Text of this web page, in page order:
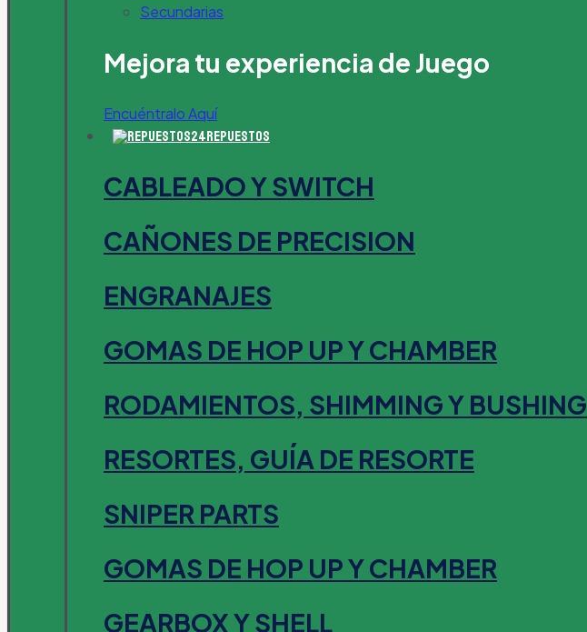
Secundarias
Mejora tu experiencia de Juego
Encuéntralo Aquí
Repuestos
CABLEADO Y SWITCH
CAÑONES DE PRECISION
ENGRANAJES
GOMAS DE HOP UP Y CHAMBER
RODAMIENTOS, SHIMMING Y BUSHING
RESORTES, GUÍA DE RESORTE
SNIPER PARTS
GOMAS DE HOP UP Y CHAMBER
GEARBOX Y SHELL